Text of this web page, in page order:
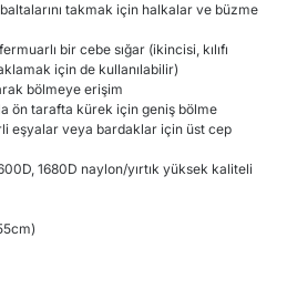
takmak için halkalar ve büzme
bir cebe sığar (ikincisi, kılıfı
için de kullanılabilir)
bölmeye erişim
ön tarafta kürek için geniş bölme
eşyalar veya bardaklar için üst cep
1680D naylon/yırtık yüksek kaliteli